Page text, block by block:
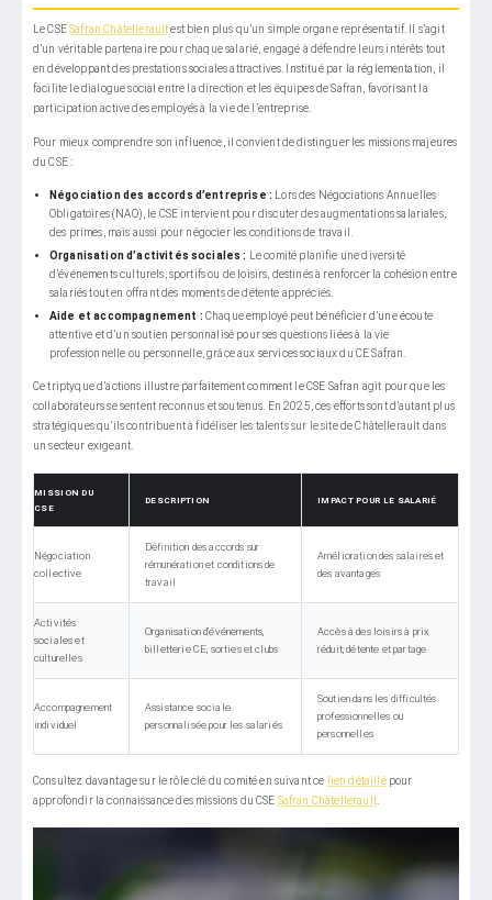
Le CSESafran Châtelleraultest bien plus qu’un simple organe représentatif. Il s’agit
d’un véritable partenaire pour chaque salarié, engagé à défendre leurs intérêts tout
en développant des prestations sociales attractives. Institué par la réglementation, il
facilite le dialogue social entre la direction et les équipes de Safran, favorisant la
participation active des employés à la vie de l’entreprise.
Pour mieux comprendre son influence, il convient de distinguer les missions majeures
du CSE :
Négociation des accords d’entreprise : Lors des Négociations Annuelles
Obligatoires (NAO), le CSE intervient pour discuter des augmentations salariales,
des primes, mais aussi pour négocier les conditions de travail.
Organisation d’activités sociales :
Le comité planifie une diversité
d’événements culturels, sportifs ou de loisirs, destinés à renforcer la cohésion entre
salariés tout en offrant des moments de détente appréciés.
Aide et accompagnement : Chaque employé peut bénéficier d’une écoute
attentive et d’un soutien personnalisé pour ses questions liées à la vie
professionnelle ou personnelle, grâce aux services sociaux du CE Safran.
Ce triptyque d’actions illustre parfaitement comment le CSE Safran agit pour que les
collaborateurs se sentent reconnus et soutenus. En 2025, ces efforts sont d’autant plus
stratégiques qu’ils contribuent à fidéliser les talents sur le site de Châtellerault dans
un secteur exigeant.
MISSION DU
CSE
DESCRIPTION IMPACT POUR LE SALARIÉ
Négociation
collective
Définition des accords sur
rémunération et conditions de
travail
Amélioration des salaires et
des avantages
Activités
sociales et
culturelles
Organisation d’événements,
billetterie CE, sorties et clubs
Accès à des loisirs à prix
réduit, détente et partage
Accompagnement
individuel
Assistance sociale
personnalisée pour les salariés
Soutien dans les difficultés
professionnelles ou
personnelles
Consultez davantage sur le rôle clé du comité en suivant ce lien détaillépour
approfondir la connaissance des missions du CSE Safran Châtellerault.